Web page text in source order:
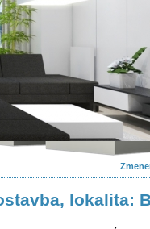
lokalita: